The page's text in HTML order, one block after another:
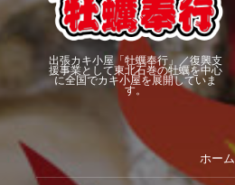
出張カキ小屋「牡蠣奉行」／復興支
援事業として東北石巻の牡蠣を中心
に全国でカキ小屋を展開していま
す。
ホーム